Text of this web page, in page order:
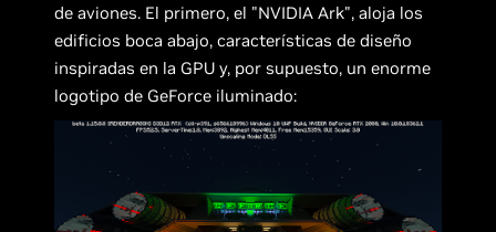
de aviones. El primero, el "NVIDIA Ark", aloja los
edificios boca abajo, características de diseño
inspiradas en la GPU y, por supuesto, un enorme
logotipo de GeForce iluminado: